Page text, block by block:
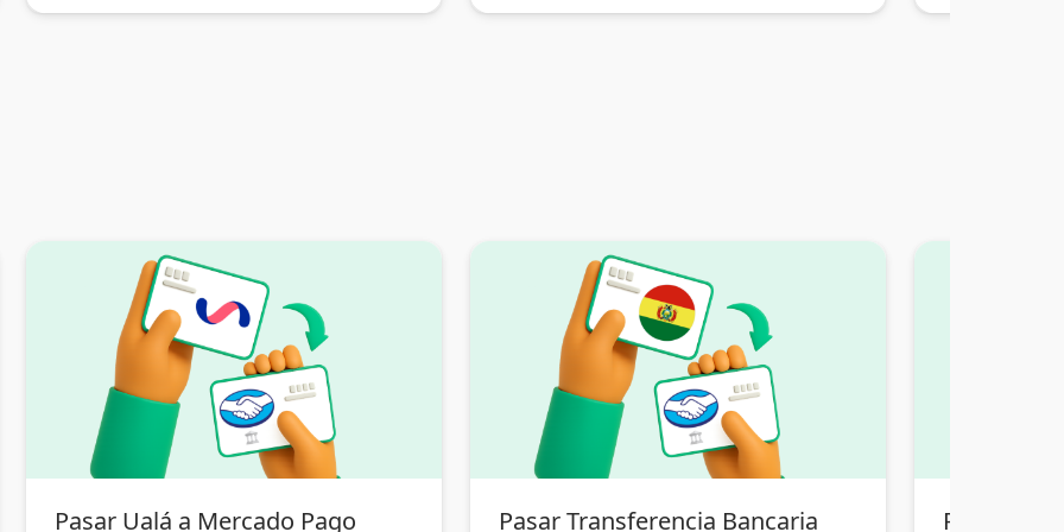
Pasar Ualá a Mercado Pago Pasar Transferencia Bancaria Pasar Pix